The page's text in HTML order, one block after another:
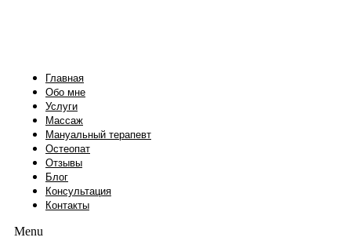
Главная
Обо мне
Услуги
Массаж
Мануальный терапевт
Остеопат
Отзывы
Блог
Консультация
Контакты
Menu